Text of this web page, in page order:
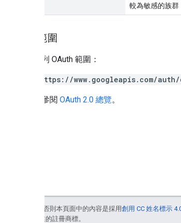
較為敏感的族群
授權範圍
需要下列 OAuth 範圍：
https://www.googleapis.com/
詳情請參閱 OAuth 2.0 總覽。
除非另有註明，否則本頁面中的內容是採用創用 CC 姓名標示
和/或其關聯企業的註冊商標。